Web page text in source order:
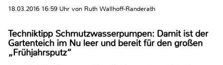
18.03.2016 16:59 Uhr von Ruth Wallhoff-Randerath
Techniktipp Schmutzwasserpumpen: Damit ist der
Gartenteich im Nu leer und bereit für den großen
„Frühjahrsputz“